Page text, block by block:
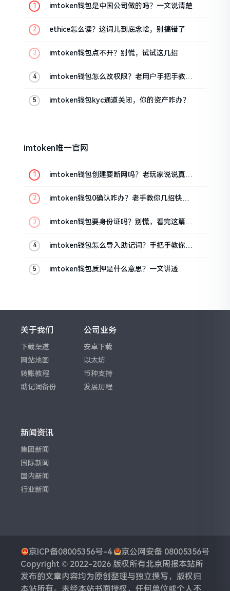
imtoken钱包是中国公司做的吗？一文说清楚
ethice怎么读？这词儿到底念啥，别搞错了
imtoken钱包点不开？别慌，试试这几招
imtoken钱包怎么改权限？老用户手把手教你
imtoken钱包kyc通道关闭，你的资产咋办？
imtoken唯一官网
imtoken钱包创建要断网吗？老玩家说说真实
imtoken钱包0确认咋办？老手教你几招快速
imtoken钱包要身份证吗？别慌，看完这篇就
imtoken钱包怎么导入助记词？手把手教你找
imtoken钱包质押是什么意思？一文讲透
关于我们
下载渠道
网站地图
转账教程
助记词备份
公司业务
安卓下载
以太坊
币种支持
发展历程
新闻资讯
集团新闻
国际新闻
国内新闻
行业新闻
京ICP备08005356号-4
京公网安备 08005356号
Copyright © 2022-2026 版权所有北京周报本站所
发布的文章内容均为原创整理与独立撰写，版权归
本站所有。未经本站书面授权，任何单位或个人不